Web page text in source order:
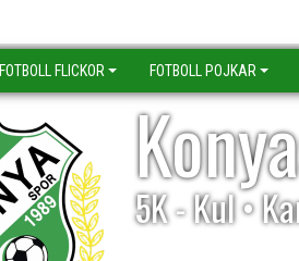
FOTBOLL FLICKOR FOTBOLL POJKAR
5K - Kul •